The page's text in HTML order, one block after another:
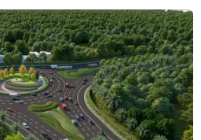
cho nông sản đến vụ
phương
có Văn bản truyền đạt ý kiến